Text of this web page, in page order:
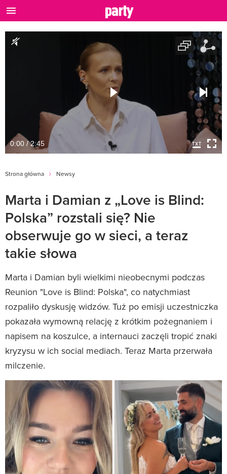
0:00 / 2:45
Strona główna Newsy
Marta i Damian z „Love is Blind:
Polska” rozstali się? Nie
obserwuje go w sieci, a teraz
takie słowa
Marta i Damian byli wielkimi nieobecnymi podczas
Reunion "Love is Blind: Polska", co natychmiast
rozpaliło dyskusję widzów. Tuż po emisji uczestniczka
pokazała wymowną relację z krótkim pożegnaniem i
napisem na koszulce, a internauci zaczęli tropić znaki
kryzysu w ich social mediach. Teraz Marta przerwała
milczenie.